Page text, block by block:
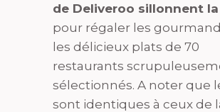
de Deliveroo sillonnent
pour régaler les
les délicieux plats de 70
restaurants
sélectionnés. A noter que
sont identiques à ceux de